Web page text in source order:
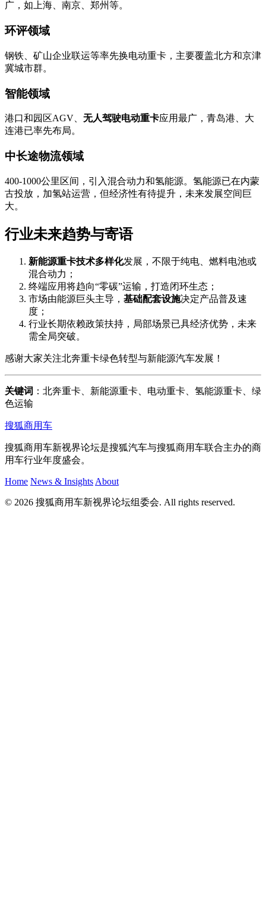
广，如上海、南京、郑州等。
环评领域
钢铁、矿山企业联运等率先换电动重卡，主要覆盖北方和京津
冀城市群。
智能领域
港口和园区AGV、 无人驾驶电动重卡应用最广，青岛港、大
连港已率先布局。
中长途物流领域
400-1000公里区间，引入混合动力和氢能源。氢能源已在内蒙
古投放，加氢站运营，但经济性有待提升，未来发展空间巨
大。
行业未来趋势与寄语
新能源重卡技术多样化发展，不限于纯电、燃料电池或
混合动力；
终端应用将趋向“零碳”运输，打造闭环生态；
市场由能源巨头主导， 基础配套设施决定产品普及速
度；
行业长期依赖政策扶持，局部场景已具经济优势，未来
需全局突破。
感谢大家关注北奔重卡绿色转型与新能源汽车发展！
关键词 ：北奔重卡、新能源重卡、电动重卡、氢能源重卡、绿
色运输
搜狐商用车
搜狐商用车新视界论坛是搜狐汽车与搜狐商用车联合主办的商
用车行业年度盛会。
Home News & Insights About
© 2026 搜狐商用车新视界论坛组委会. All rights reserved.